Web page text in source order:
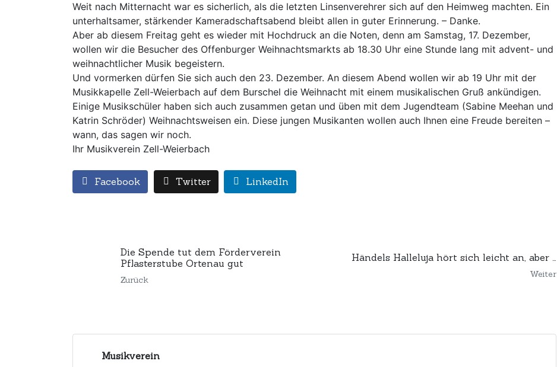
Weit nach Mitternacht war es sicherlich, als die letzten Linsenverehrer sich auf den Heimweg machten. Ein
unterhaltsamer, stärkender Kameradschaftsabend bleibt allen in guter Erinnerung. – Danke.
Aber ab diesem Freitag geht es wieder mit Hochdruck an die Noten, denn am Samstag, 17. Dezember,
wollen wir die Besucher des Offenburger Weihnachtsmarkts ab 18.30 Uhr eine Stunde lang mit advent- und
weihnachtlicher Musik begeistern.
Und vormerken dürfen Sie sich auch den 23. Dezember. An diesem Abend wollen wir ab 19 Uhr mit der
Musikkapelle Zell-Weierbach auf dem Burschel die Weihnacht mit einem musikalischen Gruß ankündigen.
Einige Musikschüler haben sich auch zusammen getan und üben mit dem Jugendteam (Sabine Meehan und
Katrin Schröder) Weihnachtsweisen ein. Diese jungen Musikanten wollen auch Ihnen eine Freude bereiten –
wann, das sagen wir noch.
Ihr Musikverein Zell-Weierbach
Facebook Twitter LinkedIn
Die Spende tut dem Förderverein
Pflasterstube Ortenau gut
Zurück
Händels Halleluja hört sich leicht an, aber …
Weiter
Musikverein